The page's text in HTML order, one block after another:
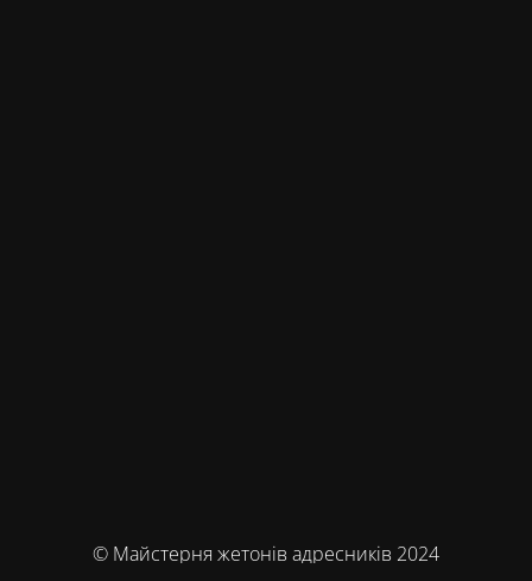
© Майстерня жетонів адресників 2024